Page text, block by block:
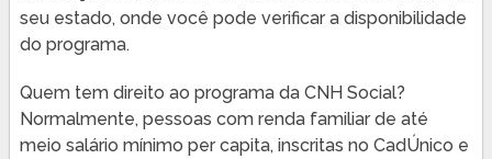
seu estado, onde você pode verificar a disponibilidade
do programa.
Quem tem direito ao programa da CNH Social?
Normalmente, pessoas com renda familiar de até
meio salário mínimo per capita, inscritas no CadÚnico e